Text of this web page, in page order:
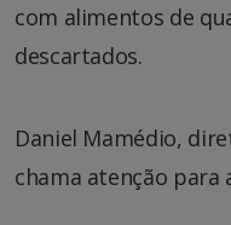
com alimentos de
descartados.
Daniel Mamédio,
chama atenção